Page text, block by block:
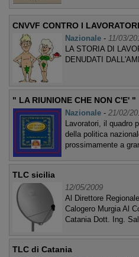
CNVVF CONTRO I
Nazionale - 11/03/
LA STORIA DI
DENUDATI
" LA RIUNIONE CHE NON C'E' "
Nazionale - 21/02/
Lavoratori, il quadro
della politica
prossimamente a
TLC sicilia
12/05/2009
Al Direttore
Calogero Murgia Al
Catania Dott. Ing.
TLC di Catania